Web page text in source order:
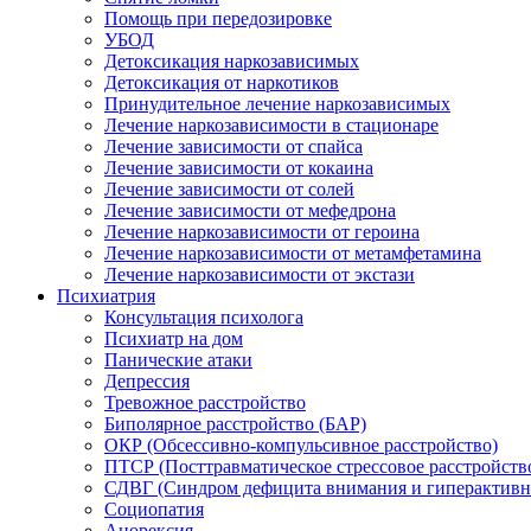
Помощь при передозировке
УБОД
Детоксикация наркозависимых
Детоксикация от наркотиков
Принудительное лечение наркозависимых
Лечение наркозависимости в стационаре
Лечение зависимости от спайса
Лечение зависимости от кокаина
Лечение зависимости от солей
Лечение зависимости от мефедрона
Лечение наркозависимости от героина
Лечение наркозависимости от метамфетамина
Лечение наркозависимости от экстази
Психиатрия
Консультация психолога
Психиатр на дом
Панические атаки
Депрессия
Тревожное расстройство
Биполярное расстройство (БАР)
ОКР (Обсессивно-компульсивное расстройство)
ПТСР (Посттравматическое стрессовое
СДВГ (Синдром дефицита внимания и
Социопатия